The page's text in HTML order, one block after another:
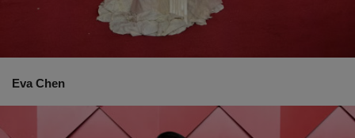
Eva Chen